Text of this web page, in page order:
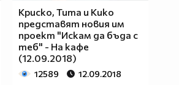
Криско, Тита и Кико
представят новия им
проект "Искам да бъда с
теб" - На кафе
(12.09.2018)
12589 12.09.2018